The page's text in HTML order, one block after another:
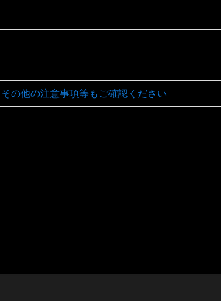
その他の注意事項等もご確認ください